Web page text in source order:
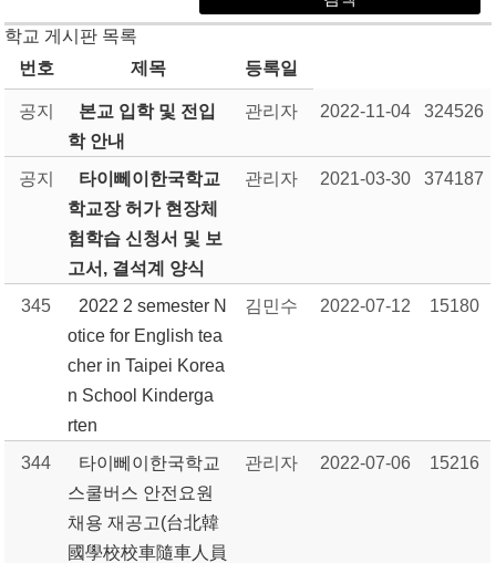
학교 게시판 목록
번호
제목 등록일
공지
본교 입학 및 전입
학 안내
관리자 2022-11-04 324526
공지
타이뻬이한국학교
학교장 허가 현장체
험학습 신청서 및 보
고서, 결석계 양식
관리자 2021-03-30 374187
345
2022 2 semester N
otice for English tea
cher in Taipei Korea
n School Kinderga
rten
김민수 2022-07-12 15180
344
타이뻬이한국학교
스쿨버스 안전요원
채용 재공고(台北韓
國學校校車隨車人員
관리자 2022-07-06 15216